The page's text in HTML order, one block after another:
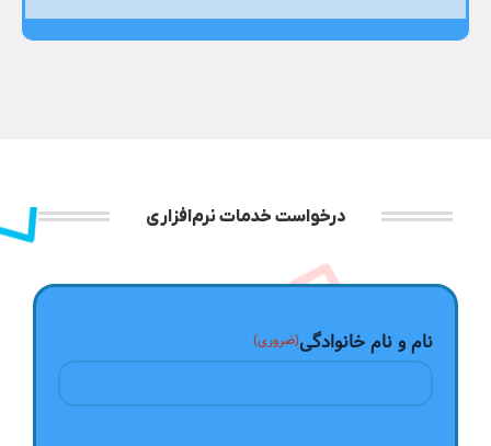
درخواست خدمات نرم‌افزاری
نام و نام خانوادگی(ضروری)